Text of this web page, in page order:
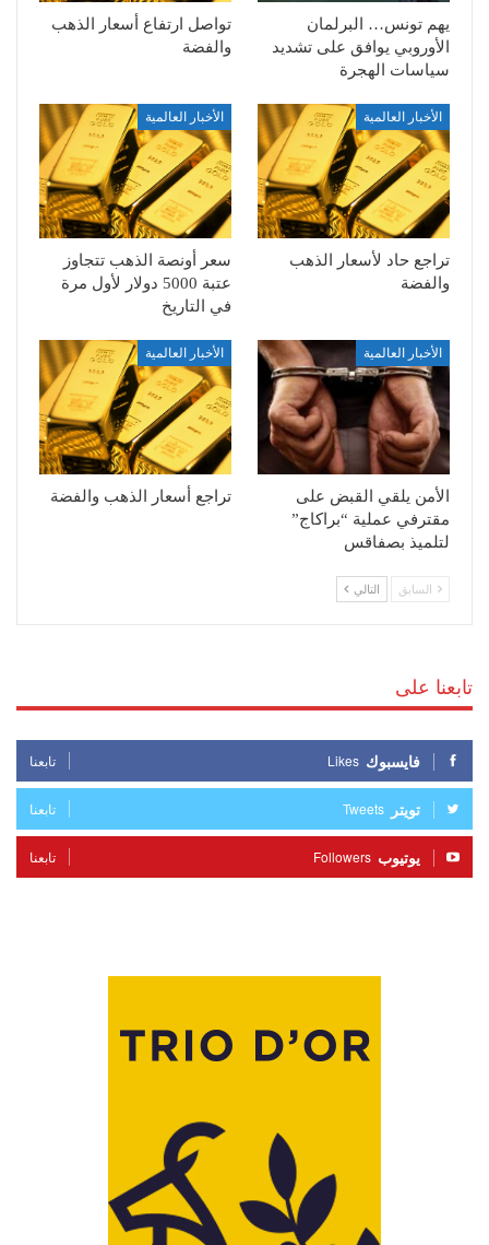
يهم تونس… البرلمان
الأوروبي يوافق على تشديد
سياسات الهجرة
تواصل ارتفاع أسعار الذهب
والفضة
الأخبار العالمية
تراجع حاد لأسعار الذهب
والفضة
الأخبار العالمية
سعر أونصة الذهب تتجاوز
عتبة 5000 دولار لأول مرة
في التاريخ
الأخبار العالمية
الأمن يلقي القبض على
مقترفي عملية “براكاج”
لتلميذ بصفاقس
الأخبار العالمية
تراجع أسعار الذهب والفضة
السابق التالي
تابعنا على
فايسبوك Likes تابعنا
تويتر Tweets تابعنا
يوتيوب Followers تابعنا